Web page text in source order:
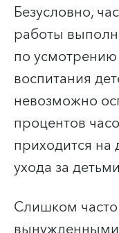
Безусловно,
работы
по усмотрению
воспитания
невозможно
процентов
приходится
ухода за
Слишком